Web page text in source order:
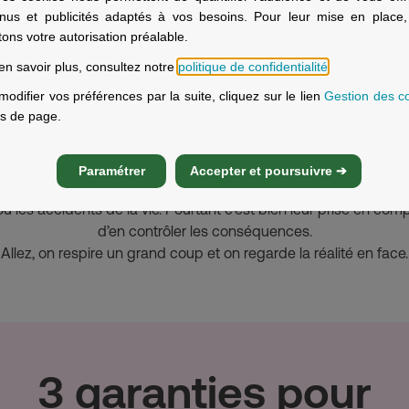
et publicités adaptés à vos besoins. Pour leur mise en
votre autorisation préalable.
savoir plus, consultez notre politique de confidentialité
vos préférences par la suite, cliquez sur le lienGestion des
de page.
Paramétrer Accepter et poursuivre ➔
? Quels sont les risques couverts ? Quelles sont les
courants pris en charge
prévoyance
les accidents de la vie. Pourtant c’est bien leur prise en
d’en contrôler les conséquences.
Allez, on respire un grand coup et on regarde la réalité en face.
3 garanties pour